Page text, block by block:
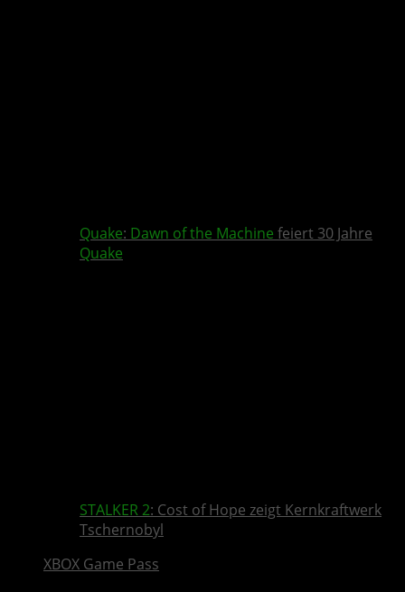
Quake: Dawn of the Machine feiert 30 Jahre
Quake
STALKER 2: Cost of Hope zeigt Kernkraftwerk
Tschernobyl
XBOX Game Pass